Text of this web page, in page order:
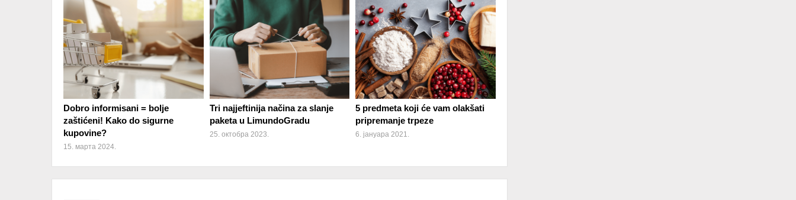
Dobro informisani = bolje
zaštićeni! Kako do sigurne
kupovine?
15. марта 2024.
Tri najjeftinija načina za slanje
paketa u LimundoGradu
25. октобра 2023.
5 predmeta koji će vam olakšati
pripremanje trpeze
6. јануара 2021.